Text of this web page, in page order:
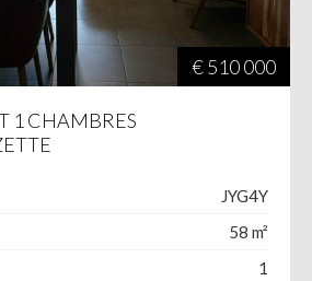
€ 510 000
1 CHAMBRES
JYG4Y
58 m²
1